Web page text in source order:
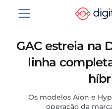
GAC estreia na
linha
Os modelos Aion e
operação da